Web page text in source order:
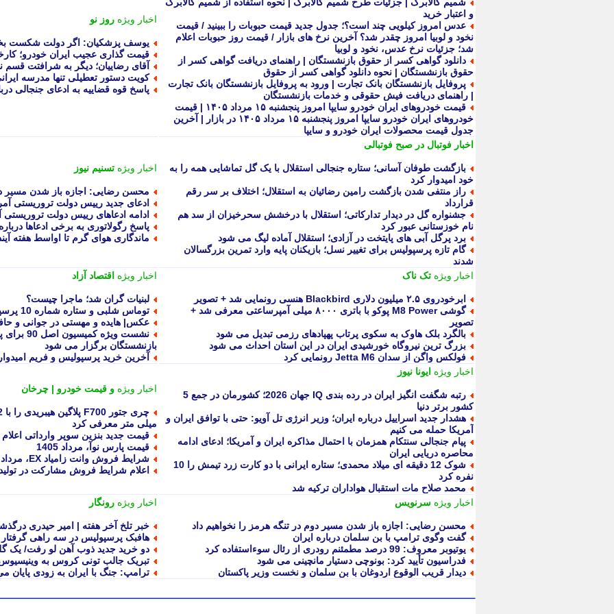
و اعتبار خرید
عدس امروز کیلویی چند است؟؛ جدول جدید قیمت حبوبات را ببینید / قیمت
نخود و لوبیا امروز چقدر شد؟ آخرین نرخ های بازار / قیمت روز حبوبات اعلام
شد؛ جزئیات نرخ عدس، نخود و لوبیا
دانلود گواهی کسر از حقوق بازنشستگان | راهنمای دریافت گواهی کسر از
حقوق بازنشستگان | نحوه دانلود گواهی کسر از حقوق
پروفایل بازنشستگان بانک تجارت | ورود به پروفایل بازنشستگان بانک تجارت
| راهنمای دریافت فیش حقوقی و خدمات بازنشستگان
قیمت خودروهای ایران خودرو سایپا امروز پنجشنبه ۱۵ مرداد ۱۴۰۵ | قیمت
خودروهای ایران خودرو سایپا امروز پنجشنبه ۱۵ مرداد ۱۴۰۵ در بازار | آخرین
جدول قیمت محصولات ایران خودرو و سایپا
اخبار ویژه روز نو
یوسف پزشکیان: اگر دولت شکست
قیمت گذاری عجیب ایران خودرو؛
آقای رضاییان؛ دیگر به شرافتت قسم
کویت دستور تعطیلی تنها مدرسه
پاسخ قوه قضاییه به ادعای جنجالی
اخبار فوتبال در صبح فوتبالی
بازگشت طوفان آسانی؛ ستاره جنجالی استقلال با یک گل تماشایی همه را به
خود امیدوار کرد
راز منتفی شدن بازگشت رامین رضائیان به استقلال؛ اختلاف بر سر رقم
قرارداد
جشنواره گل در دیدار تدارکاتی؛ استقلال با درخشش سحرخیزان از سد هم
نام خوزستانی عبور کرد
برد پرگل آبی های پایتخت در آزادی؛ استقلال آماده لیگ می شود
گام تازه پرسپولیس برای تغییر نسل؛ بازیکنان پایه وارد تمرین بزرگسالان
شدند
اخبار ویژه تسنیم نیوز
محسن رضایی: اجازه باز شدن مسیر
ادعای جدید رییس دولت تروریستی
ادامه ادعاهای رییس دولت تروریستی
پاسخ رگولاتوری به برخی ادعاها
ماندگاری هوای گرم تا اواسط هفته
اخبار ویژه تک ناک
ابرخودروی ۲.۵ میلیون دلاری Blackbird هنسی رونمایی شد + تصویر
گوشی M8 Power پوکو با باتری ۸۰۰۰ میلی آمپرساعتی معرفی شد +
تصویر
بالگرد بلک هاوک به سکوی پرتاب پهپادهای رزمی تبدیل می شود
بزرگ ترین نیروگاه خورشیدی ایران در این استان احداث می شود
فولکس واگن از سدان Jetta M6 رونمایی کرد
اخبار ویژه اقتصاد آزاد
لبنیات گران شد؛ ماجرا چیست؟
توماس شلبی و ستاره شماره 10 پرسپولیس!
عکس| هایده و مهستی در جوانی و
نشست
بازنشستگان برگزار می شود
آخرین خرید پرسپولیس و فریم
اخبار ویژه ایونا نیوز
رتبه شگفت انگیز ایران در رده بندی IQ جهان 2026؛ کشورمان در جمع 5
کشور برتر دنیا
هشدار جدید اسراییل درباره ایران؛ وزیر انرژی تل آویو: حتی با توافق ایران و
آمریکا حمله می کنیم
پیام جنجالی سنتکام همزمان با احتمال مذاکره ایران و آمریکا؛ ادعای ادامه
محاصره دریایی ایران
شوک 12 دقیقه ای میلاد محمدی؛ ستاره ایرانی با دو کارت زرد تیمش را 10
نفره کرد
محمد صلاح مات استقبال هواداران ترکیه شد
اخبار ویژه و قیمت خودرو | چرخان
میلی متر معرفی کرد
قیمت جدید بنزین سوپر وارداتی
قیمت پارس نوآ، مرداد 1405
شرایط فروش وانت زامیاد EX، مرداد 1405
اعلام شرایط فروش مشارکت در تولید
اخبار ویژه سرنویس
محسن رضایی: اجازه باز شدن مسیر دوم در تنگه هرمز را نخواهیم داد
گفت وگوی ترامپ با بن سلمان درباره ایران
یوتیوبر معروف: 99 درصد مطمئنم رودری از رئال سوءاستفاده کرد
فدراسیون تأیید کرد: بونوچی دستیار مانچینی می شود
دیدار قریب الوقوع اردوغان با بن سلمان و نخست وزیر پاکستان
اخبار ویژه رونگار
خبر تلخ آخر هفته | امیر حیدری
هافبک پرسپولیس در سه راهی
دو خرید جدید ذوب آهن لو رفت/ یک
تبریک جالب تونی کروس به
ترامپ: جنگ با ایران به زودی